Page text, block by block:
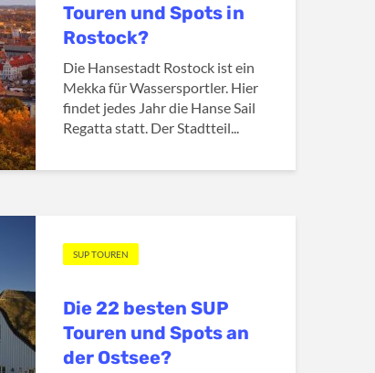
Touren und Spots in
Rostock?
Die Hansestadt Rostock ist ein
Mekka für Wassersportler. Hier
findet jedes Jahr die Hanse Sail
Regatta statt. Der Stadtteil...
SUP TOUREN
Die 22 besten SUP
Touren und Spots an
der Ostsee?